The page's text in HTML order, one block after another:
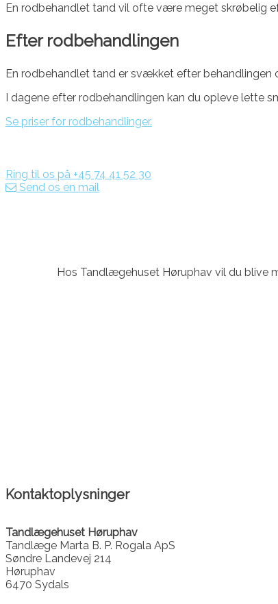
En rodbehandlet tand vil ofte være meget skrøbelig
Efter rodbehandlingen
En rodbehandlet tand er svækket efter
I dagene efter rodbehandlingen kan du opleve lette
Se priser for rodbehandlinger.
Ring til os på +45 74 41 52 30
Send os en mail
Hos Tandlægehuset Høruphav vil du blive
Kontaktoplysninger
Tandlægehuset Høruphav
Tandlæge Marta B. P. Rogala ApS
Søndre Landevej 214
Høruphav
6470 Sydals